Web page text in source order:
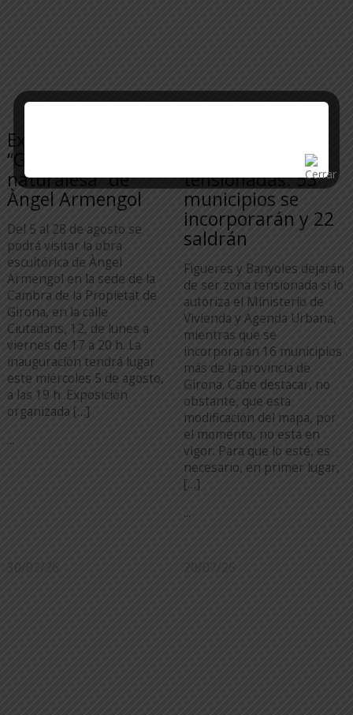
Exposición
“Geometria de la
naturalesa” de
Àngel Armengol
Del 5 al 28 de agosto se
podrá visitar la obra
escultórica de Àngel
Armengol en la sede de la
Cambra de la Propietat de
Girona, en la calle
Ciutadans, 12, de lunes a
viernes de 17 a 20 h. La
inauguración tendrá lugar
este miércoles 5 de agosto,
a las 19 h. Exposición
organizada […]
...
mapa de zonas
tensionadas: 53
municipios se
incorporarán y 22
saldrán
Figueres y Banyoles dejarán
de ser zona tensionada si lo
autoriza el Ministerio de
Vivienda y Agenda Urbana,
mientras que se
incorporarán 16 municipios
más de la provincia de
Girona. Cabe destacar, no
obstante, que esta
modificación del mapa, por
el momento, no está en
vigor. Para que lo esté, es
necesario, en primer lugar,
[…]
...
30/07/26 20/07/26